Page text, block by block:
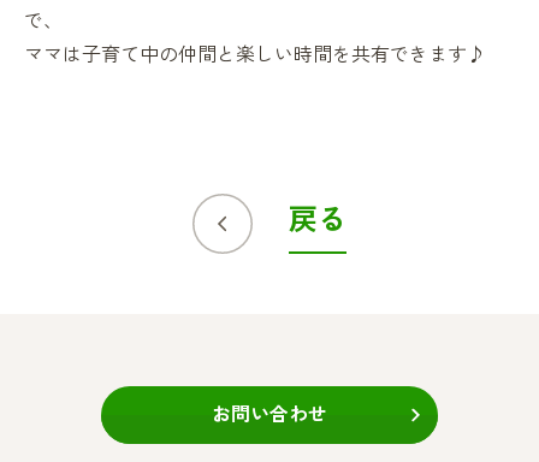
で、
ママは子育て中の仲間と楽しい時間を共有できます♪
戻る
お問い合わせ